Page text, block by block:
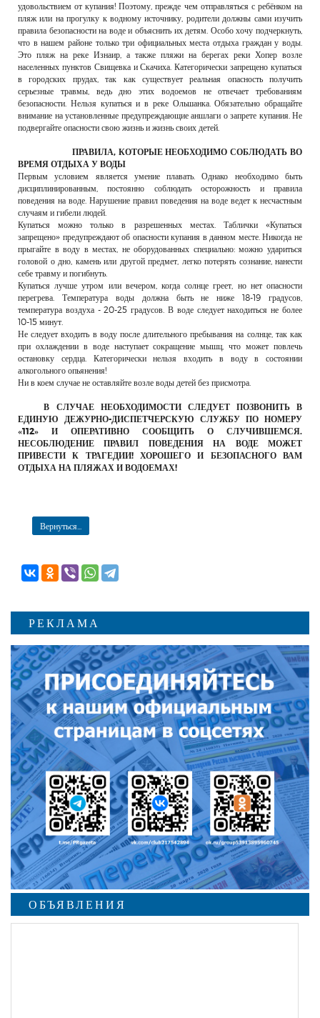
удовольствием от купания! Поэтому, прежде чем отправляться с ребёнком на
пляж или на прогулку к водному источнику, родители должны сами изучить
правила безопасности на воде и объяснить их детям. Особо хочу подчеркнуть,
что в нашем районе только три официальных места отдыха граждан у воды.
Это пляж на реке Изнаир, а также пляжи на берегах реки Хопер возле
населенных пунктов Свищевка и Скачиха. Категорически запрещено купаться
в городских прудах, так как существует реальная опасность получить
серьезные травмы, ведь дно этих водоемов не отвечает требованиям
безопасности. Нельзя купаться и в реке Ольшанка. Обязательно обращайте
внимание на установленные предупреждающие аншлаги о запрете купания. Не
подвергайте опасности свою жизнь и жизнь своих детей.
ПРАВИЛА, КОТОРЫЕ НЕОБХОДИМО СОБЛЮДАТЬ ВО
ВРЕМЯ ОТДЫХА У ВОДЫ
Первым условием является умение плавать. Однако необходимо быть
дисциплинированным, постоянно соблюдать осторожность и правила
поведения на воде. Нарушение правил поведения на воде ведет к несчастным
случаям и гибели людей.
Купаться можно только в разрешенных местах. Таблички «Купаться
запрещено» предупреждают об опасности купания в данном месте. Никогда не
прыгайте в воду в местах, не оборудованных специально: можно удариться
головой о дно, камень или другой предмет, легко потерять сознание, нанести
себе травму и погибнуть.
Купаться лучше утром или вечером, когда солнце греет, но нет опасности
перегрева. Температура воды должна быть не ниже 18-19 градусов,
температура воздуха - 20-25 градусов. В воде следует находиться не более
10-15 минут.
Не следует входить в воду после длительного пребывания на солнце, так как
при охлаждении в воде наступает сокращение мышц, что может повлечь
остановку сердца. Категорически нельзя входить в воду в состоянии
алкогольного опьянения!
Ни в коем случае не оставляйте возле воды детей без присмотра.
В СЛУЧАЕ НЕОБХОДИМОСТИ СЛЕДУЕТ ПОЗВОНИТЬ В
ЕДИНУЮ ДЕЖУРНО-ДИСПЕТЧЕРСКУЮ СЛУЖБУ ПО НОМЕРУ
«112» И ОПЕРАТИВНО СООБЩИТЬ О СЛУЧИВШЕМСЯ.
НЕСОБЛЮДЕНИЕ ПРАВИЛ ПОВЕДЕНИЯ НА ВОДЕ МОЖЕТ
ПРИВЕСТИ К ТРАГЕДИИ! ХОРОШЕГО И БЕЗОПАСНОГО ВАМ
ОТДЫХА НА ПЛЯЖАХ И ВОДОЕМАХ!
Вернуться...
РЕКЛАМА
ОБЪЯВЛЕНИЯ